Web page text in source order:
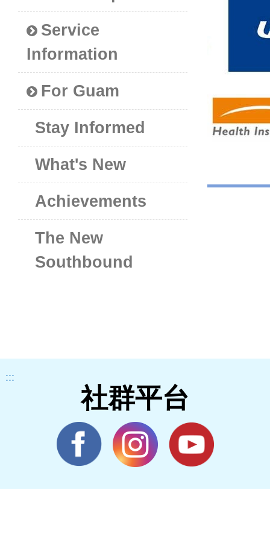
Service
Information
For Guam
Stay Informed
What's New
Achievements
The New
Southbound
:::
社群平台